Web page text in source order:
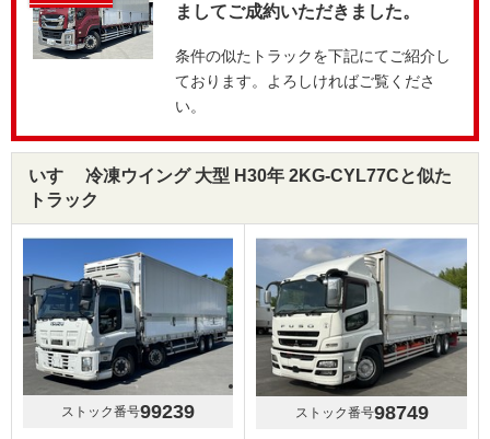
ましてご成約いただきました。
条件の似たトラックを下記にてご紹介し
ております。よろしければご覧くださ
い。
いすゞ 冷凍ウイング 大型 H30年 2KG-CYL77Cと似た
トラック
ストック番号99239 ストック番号98749